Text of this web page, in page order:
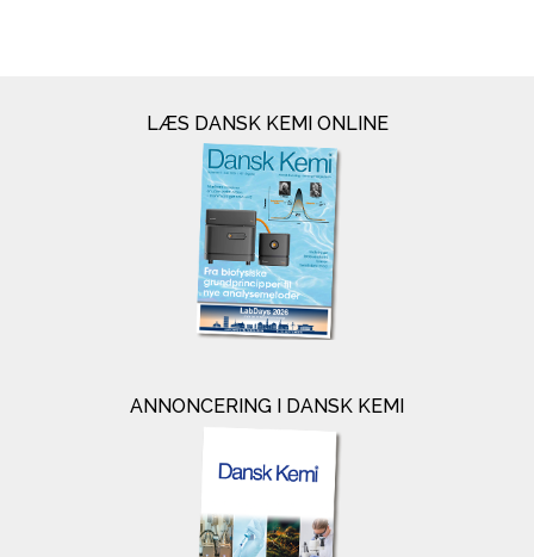
LÆS DANSK KEMI ONLINE
ANNONCERING I DANSK KEMI